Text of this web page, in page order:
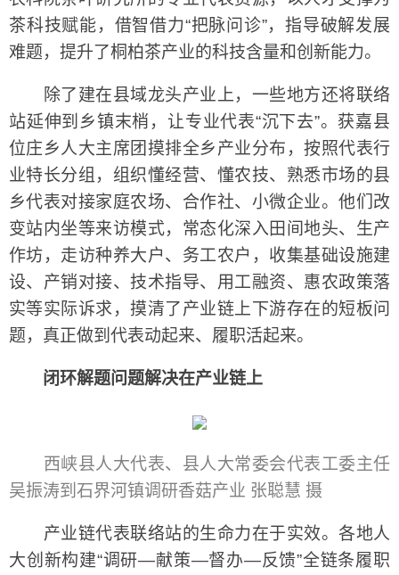
茶科技赋能，借智借力“把脉问诊”，指导破解发展
难题，提升了桐柏茶产业的科技含量和创新能力。
除了建在县域龙头产业上，一些地方还将联络
站延伸到乡镇末梢，让专业代表“沉下去”。获嘉县
位庄乡人大主席团摸排全乡产业分布，按照代表行
业特长分组，组织懂经营、懂农技、熟悉市场的县
乡代表对接家庭农场、合作社、小微企业。他们改
变站内坐等来访模式，常态化深入田间地头、生产
作坊，走访种养大户、务工农户，收集基础设施建
设、产销对接、技术指导、用工融资、惠农政策落
实等实际诉求，摸清了产业链上下游存在的短板问
题，真正做到代表动起来、履职活起来。
闭环解题问题解决在产业链上
西峡县人大代表、县人大常委会代表工委主任
吴振涛到石界河镇调研香菇产业 张聪慧 摄
产业链代表联络站的生命力在于实效。各地人
大创新构建“调研—献策—督办—反馈”全链条履职